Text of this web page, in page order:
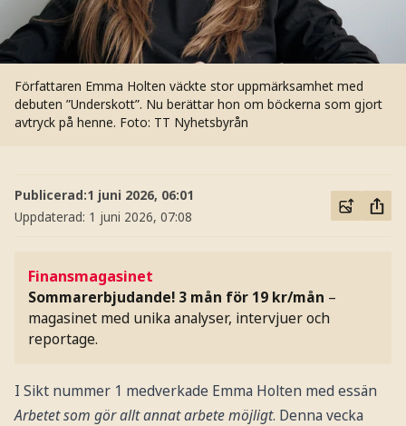
Författaren Emma Holten väckte stor uppmärksamhet med
debuten ”Underskott”. Nu berättar hon om böckerna som gjort
avtryck på henne. Foto: TT Nyhetsbyrån
Publicerad:1 juni 2026, 06:01
Uppdaterad: 1 juni 2026, 07:08
Finansmagasinet
Sommarerbjudande! 3 mån för 19 kr/mån –
magasinet med unika analyser, intervjuer och
reportage.
I Sikt nummer 1 medverkade Emma Holten med essän
Arbetet som gör allt annat arbete möjligt. Denna vecka